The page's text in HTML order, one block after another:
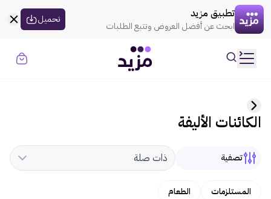
القسيمه تنتهي فيتطبيق مزيد
ابحث عن أفضل العروض وتتبع الطلبات
تحميلuil:globe
حسابي
تسجيل الدخول
الذهـب
المنزل
الإلكترونيات
الكائنات الأليفة
تصفية ذات صلة
المستلزمات الطعام